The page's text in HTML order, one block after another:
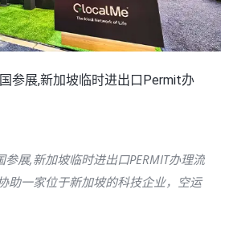
参展,新加坡临时进出口Permit办
展,新加坡临时进出口PERMIT办理流
助一家位于新加坡的科技企业，空运